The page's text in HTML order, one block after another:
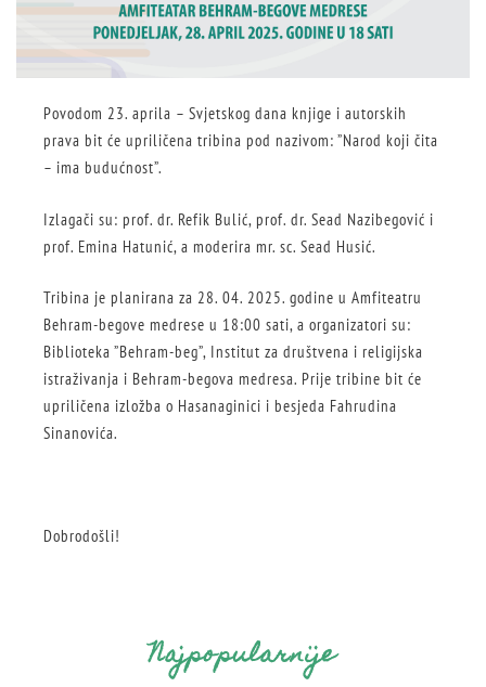
Povodom 23. aprila – Svjetskog dana knjige i autorskih
prava bit će upriličena tribina pod nazivom: ”Narod koji čita
– ima budućnost”.
Izlagači su: prof. dr. Refik Bulić, prof. dr. Sead Nazibegović i
prof. Emina Hatunić, a moderira mr. sc. Sead Husić.
Tribina je planirana za 28. 04. 2025. godine u Amfiteatru
Behram-begove medrese u 18:00 sati, a organizatori su:
Biblioteka ”Behram-beg”, Institut za društvena i religijska
istraživanja i Behram-begova medresa. Prije tribine bit će
upriličena izložba o Hasanaginici i besjeda Fahrudina
Sinanovića.
Dobrodošli!
Najpopularnije